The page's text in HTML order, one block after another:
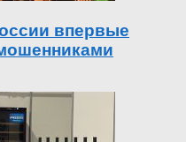
впервые